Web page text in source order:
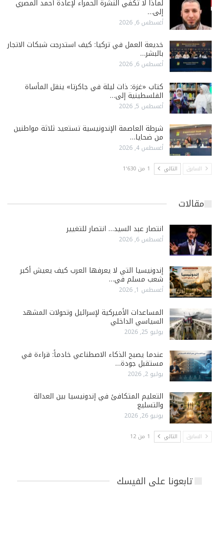
لماذا لا تكفي النشرة الحمراء لإعادة أحمد المصري
إلى…
أغسطس 6, 2026
خديعة العمل في تركيا: كيف استدرجت شبكات الاتجار
بالبشر…
أغسطس 6, 2026
كتاب «غزة: ذات ليلة في جاكرتا» ينقل المأساة
الفلسطينية إلى…
أغسطس 5, 2026
شرطة العاصمة الإندونيسية تستعيد ثلاثة مواطنين
من ضحايا…
أغسطس 4, 2026
السابق التالي 1 من 1٬630
مقالات
انتصار عبد السيد… انتصار للتغيير
أغسطس 6, 2026
إندونيسيا التي لا يعرفها العرب كيف يعيش أكبر
شعب مسلم في…
أغسطس 1, 2026
المساعدات الأميركية لإسرائيل وتحولات المشهد
السياسي الداخلي
يوليو 25, 2026
عندما يصبح الذكاء الاصطناعي خادماً: قراءة في
مستقبل جودة…
يوليو 2, 2026
التعليم المتكافئ في إندونيسيا بين العدالة
والتسليع
يونيو 26, 2026
السابق التالي 1 من 12
تابعونا على الفيسك